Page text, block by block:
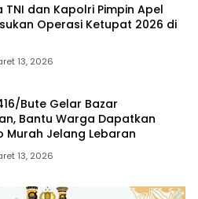
TNI dan Kapolri Pimpin Apel
Operasi Ketupat 2026 di
13, 2026
Bute Gelar Bazar
Bantu Warga Dapatkan
Murah Jelang Lebaran
13, 2026